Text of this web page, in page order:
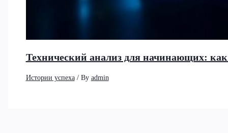
Технический анализ для начинающих:
Истории успеха/ By admin